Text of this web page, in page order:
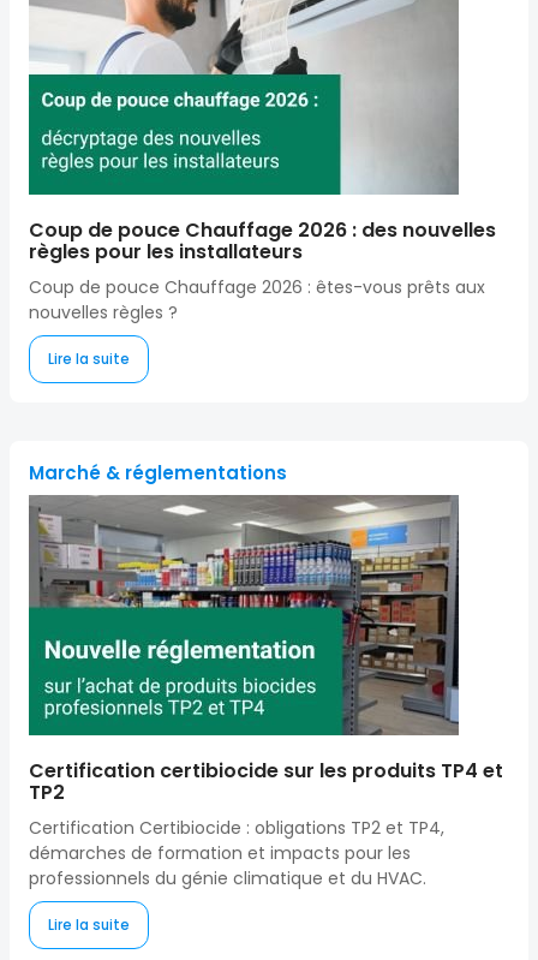
Coup de pouce Chauffage 2026 : des nouvelles
règles pour les installateurs
Coup de pouce Chauffage 2026 : êtes-vous prêts aux
nouvelles règles ?
Lire la suite
Marché & réglementations
Certification certibiocide sur les produits TP4 et
TP2
Certification Certibiocide : obligations TP2 et TP4,
démarches de formation et impacts pour les
professionnels du génie climatique et du HVAC.
Lire la suite